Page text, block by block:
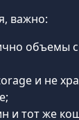
важно:
объемы
и не
и тот же